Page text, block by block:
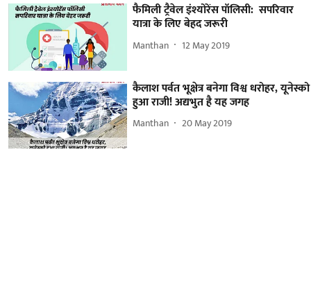
फैमिली ट्रैवेल इंश्योरेंस पॉलिसी: सपरिवार
यात्रा के लिए बेहद जरूरी
Manthan 12 May 2019
कैलाश पर्वत भूक्षेत्र बनेगा विश्व धरोहर, यूनेस्को
हुआ राजी! अद्यभुत है यह जगह
Manthan 20 May 2019